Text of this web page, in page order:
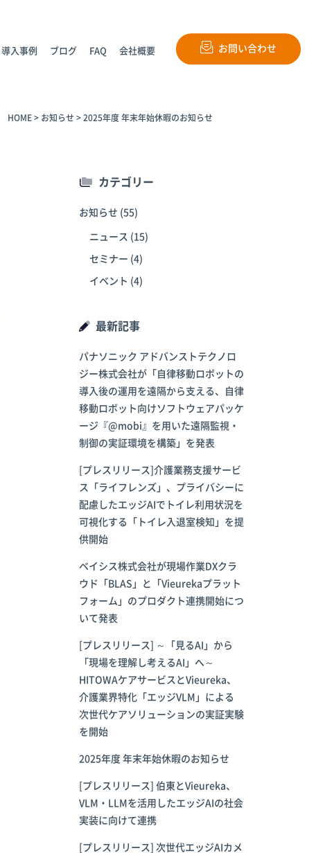
導入事例 ブログ FAQ 会社概要 お問い合わせ
HOME> お知らせ > 2025年度 年末年始休暇のお知らせ
カテゴリー
お知らせ (55)
ニュース (15)
セミナー (4)
イベント (4)
最新記事
パナソニック アドバンストテクノロ
ジー株式会社が「自律移動ロボットの
導入後の運用を遠隔から支える、自律
移動ロボット向けソフトウェアパッケ
ージ『@mobi』を用いた遠隔監視・
制御の実証環境を構築」を発表
[プレスリリース]介護業務支援サービ
ス「ライフレンズ」、プライバシーに
配慮したエッジAIでトイレ利用状況を
可視化する「トイレ入退室検知」を提
供開始
ベイシス株式会社が現場作業DXクラ
ウド「BLAS」と「Vieurekaプラット
フォーム」のプロダクト連携開始につ
いて発表
[プレスリリース] ～「見るAI」から
「現場を理解し考えるAI」へ～
HITOWAケアサービスとVieureka、
介護業界特化「エッジVLM」による
次世代ケアソリューションの実証実験
を開始
2025年度 年末年始休暇のお知らせ
[プレスリリース] 伯東とVieureka、
VLM・LLMを活用したエッジAIの社会
実装に向けて連携
[プレスリリース] 次世代エッジAIカメ